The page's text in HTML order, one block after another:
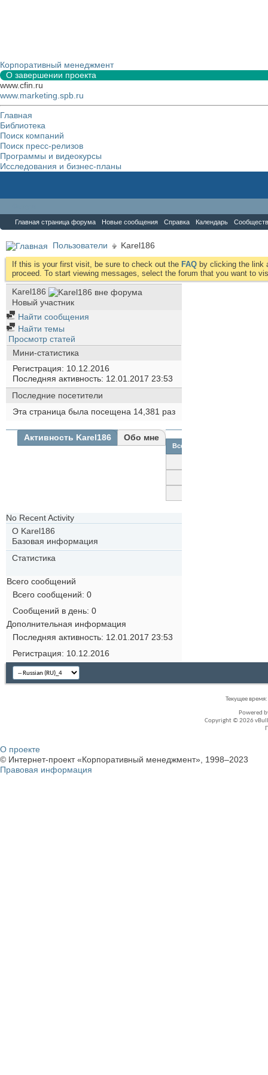
Корпоративный менеджмент
О завершении проекта
www.cfin.ru
www.marketing.spb.ru
Главная
Библиотека
Поиск компаний
Поиск пресс-релизов
Программы и видеокурсы
Исследования и бизнес-планы
Главная страница форума Новые сообщения Справка Календарь
Пользователи Karel186
If this is your first visit, be sure to check out the FAQ by clicking the link
proceed. To start viewing messages, select the forum that you want to
Karel186
Новый участник
Найти сообщения
Найти темы
Просмотр статей
Мини-статистика
Регистрация
10.12.2016
Последняя активность 12.01.2017 23:53
Последние посетители
Эта страница была посещена 14,381 раз
Активность Karel186 Обо мне
Все
No Recent Activity
О Karel186
Базовая информация
Статистика
Всего сообщений
Всего сообщений 0
Сообщений в день 0
Дополнительная информация
Последняя активность 12.01.2017 23:53
Регистрация
10.12.2016
Текущее время:
Powered
Copyright © 2026
О проекте
© Интернет-проект «Корпоративный менеджмент», 1998–2023
Правовая информация